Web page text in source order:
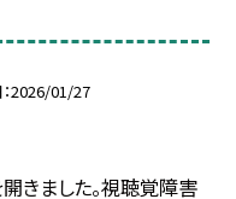
2026/01/27
きました。視聴覚障害